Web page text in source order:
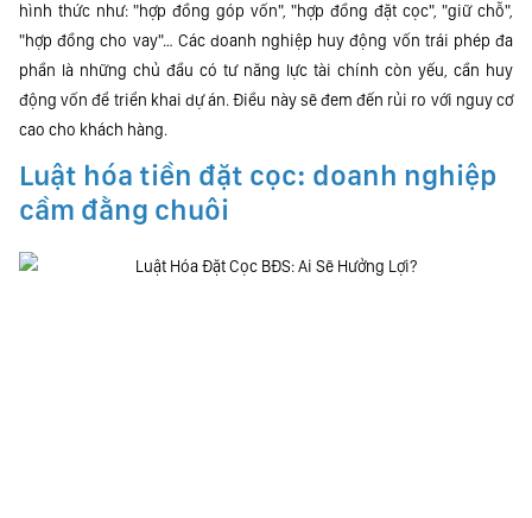
hình thức như: "hợp đồng góp vốn", "hợp đồng đặt cọc", "giữ chỗ",
"hợp đồng cho vay"… Các doanh nghiệp huy động vốn trái phép đa
phần là những chủ đầu có tư năng lực tài chính còn yếu, cần huy
động vốn để triển khai dự án. Điều này sẽ đem đến rủi ro với nguy cơ
cao cho khách hàng.
Luật hóa tiền đặt cọc: doanh nghiệp
cầm đằng chuôi